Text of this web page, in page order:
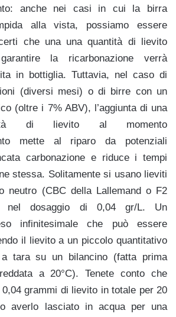
anche nei casi in cui la birra
alla vista, possiamo essere
che una una quantità di lievito
la ricarbonazione verrà
in bottiglia. Tuttavia, nel caso di
(diversi mesi) o di birre con un
(oltre i 7% ABV), l’aggiunta di una
di lievito al momento
mette al riparo da potenziali
carbonazione e riduce i tempi
stessa. Solitamente si usano lieviti
neutro (CBC della Lallemand o F2
nel dosaggio di 0,04 gr/L. Un
infinitesimale che può essere
il lievito a un piccolo quantitativo
tara su un bilancino (fatta prima
a 20°C). Tenete conto che
grammi di lievito in totale per 20
averlo lasciato in acqua per una